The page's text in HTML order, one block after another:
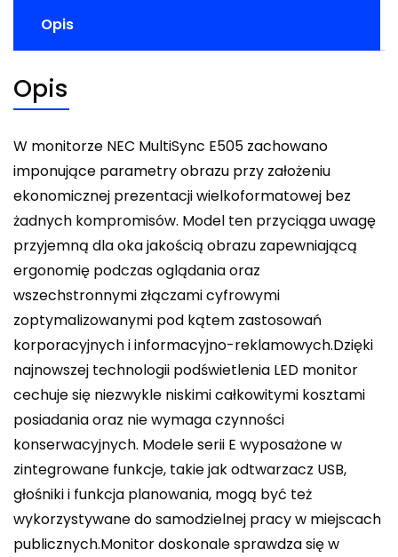
Opis
Opis
W monitorze NEC MultiSync E505 zachowano
imponujące parametry obrazu przy założeniu
ekonomicznej prezentacji wielkoformatowej bez
żadnych kompromisów. Model ten przyciąga uwagę
przyjemną dla oka jakością obrazu zapewniającą
ergonomię podczas oglądania oraz
wszechstronnymi złączami cyfrowymi
zoptymalizowanymi pod kątem zastosowań
korporacyjnych i informacyjno-reklamowych.Dzięki
najnowszej technologii podświetlenia LED monitor
cechuje się niezwykle niskimi całkowitymi kosztami
posiadania oraz nie wymaga czynności
konserwacyjnych. Modele serii E wyposażone w
zintegrowane funkcje, takie jak odtwarzacz USB,
głośniki i funkcja planowania, mogą być też
wykorzystywane do samodzielnej pracy w miejscach
publicznych.Monitor doskonale sprawdza się w